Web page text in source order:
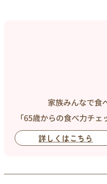
家族みんなで食
「65歳からの食べ力チ
詳しくはこちら